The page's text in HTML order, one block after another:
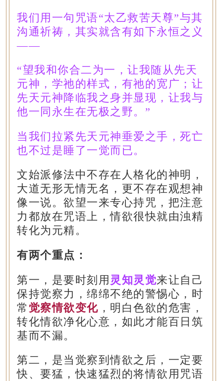
我们用一句咒语“太乙救苦天尊”与其
沟通祈祷，其实就含有如下永恒之义
——
“望我和你合二为一，让我随从先天
元神，学祂的样式，有祂的宽广；让
先天元神降临我之身并显现，让我与
他一同永生在无极之野。”
当我们拉紧先天元神垂爱之手，死亡
也不过是睡了一觉而已。
文始派修法中不存在人格化的神明，
大道无形无情无名，更不存在观想神
像一说。欲望一来专心持咒，把注意
力都放在咒语上，情欲很快就由浊精
转化为元精。
有两个重点：
第一，是要时刻用 灵知灵觉来让自己
保持觉察力，绵绵不绝的警惕心，时
常 觉察情欲变化 ，明白色欲的危害，
转化情欲净化心意，如此才能百日筑
基而不漏。
第二，是当觉察到情欲之后，一定要
快、要猛，快速猛烈的将情欲用咒语